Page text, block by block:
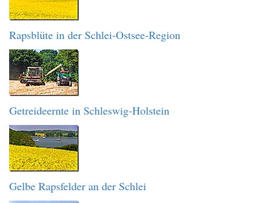
Rapsblüte in der Schlei-Ostsee-Region
Getreideernte in Schleswig-Holstein
Gelbe Rapsfelder an der Schlei